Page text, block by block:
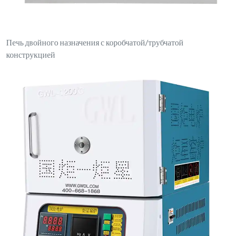
Печь двойного назначения с коробчатой/трубчатой
конструкцией